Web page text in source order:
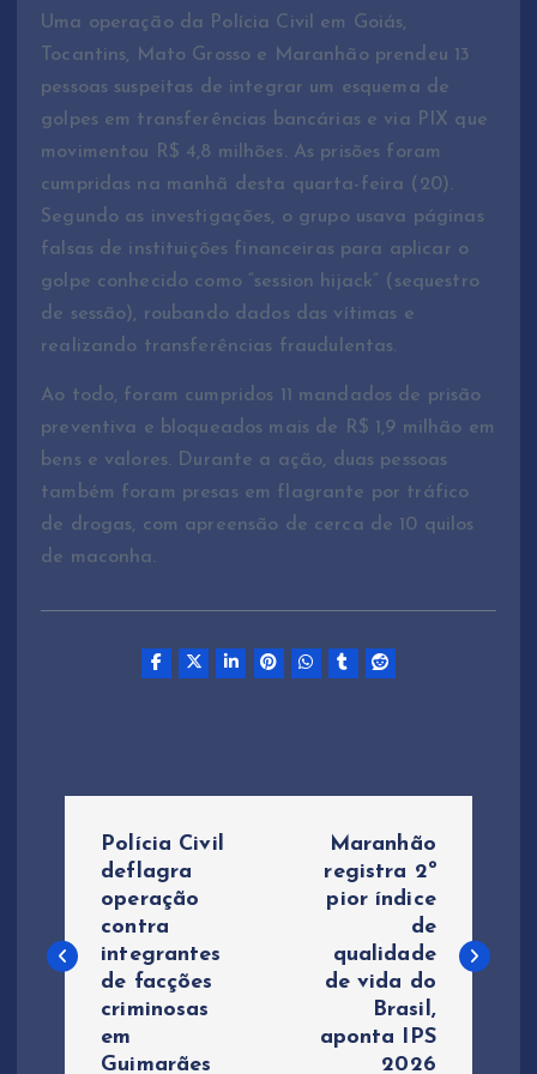
Uma operação da Polícia Civil em Goiás,
Tocantins, Mato Grosso e Maranhão prendeu 13
pessoas suspeitas de integrar um esquema de
golpes em transferências bancárias e via PIX que
movimentou R$ 4,8 milhões. As prisões foram
cumpridas na manhã desta quarta-feira (20).
Segundo as investigações, o grupo usava páginas
falsas de instituições financeiras para aplicar o
golpe conhecido como “session hijack” (sequestro
de sessão), roubando dados das vítimas e
realizando transferências fraudulentas.
Ao todo, foram cumpridos 11 mandados de prisão
preventiva e bloqueados mais de R$ 1,9 milhão em
bens e valores. Durante a ação, duas pessoas
também foram presas em flagrante por tráfico
de drogas, com apreensão de cerca de 10 quilos
de maconha.
v
Polícia Civil
deflagra
operação
contra
integrantes
de facções
criminosas
em
Guimarães
Maranhão
registra 2º
pior índice
de
qualidade
de vida do
Brasil,
aponta IPS
2026